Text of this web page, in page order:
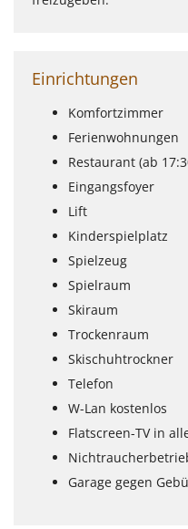
Einrichtungen
Komfortzimmer
Ferienwohnungen
Restaurant (ab
Eingangsfoyer
Lift
Kinderspielplatz
Spielzeug
Spielraum
Skiraum
Trockenraum
Skischuhtrockner
Telefon
W-Lan kostenlos
Flatscreen-TV in
Garage gegen